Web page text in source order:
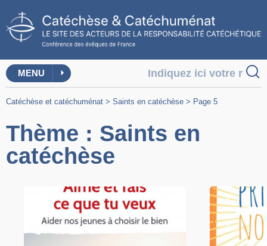
MENU
Catéchèse et catéchuménat > Saints en catéchèse > Page 5
Thème : Saints en
catéchèse